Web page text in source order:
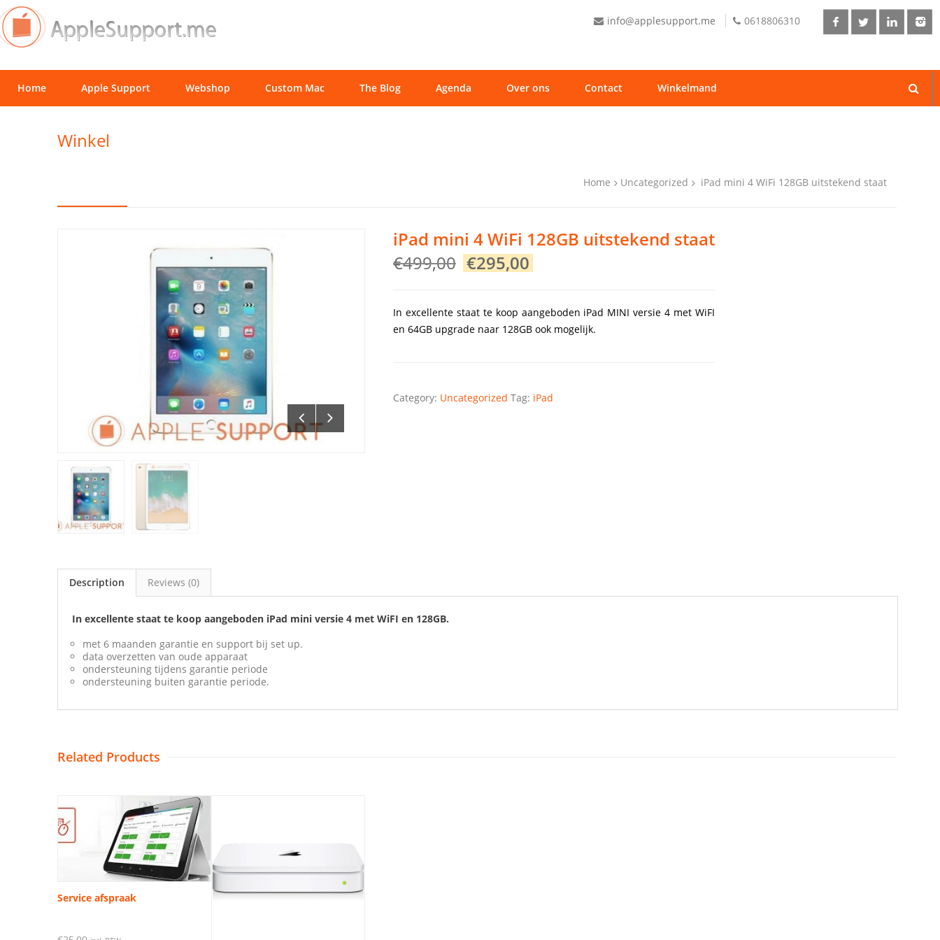
info@applesupport.me 0618806310
Home Apple Support Webshop Custom Mac The Blog Agenda Over ons Contact Winkelmand
Winkel
Home Uncategorized iPad mini 4 WiFi 128GB uitstekend staat
iPad mini 4 WiFi 128GB uitstekend staat
€499,00 Original
price
€499,00.
€295,00Current
price
€295,00.
In excellente staat te koop aangeboden iPad MINI versie 4 met WiFI
en 64GB upgrade naar 128GB ook mogelijk.
Category: Uncategorized Tag: iPad
Description Reviews (0)
In excellente staat te koop aangeboden iPad mini versie 4 met WiFI en 128GB.
met 6 maanden garantie en support bij set up.
data overzetten van oude apparaat
ondersteuning tijdens garantie periode
ondersteuning buiten garantie periode.
Related Products
Service afspraak